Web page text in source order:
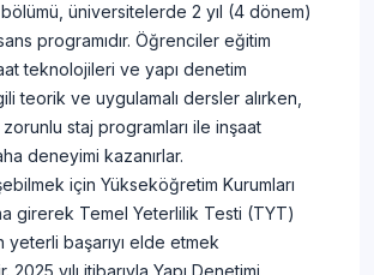
bölümü, üniversitelerde 2 yıl (4 dönem)
programıdır. Öğrenciler eğitim
teknolojileri ve yapı denetim
teorik ve uygulamalı dersler alırken,
zorunlu staj programları ile inşaat
deneyimi kazanırlar.
için Yükseköğretim Kurumları
girerek Temel Yeterlilik Testi (TYT)
yeterli başarıyı elde etmek